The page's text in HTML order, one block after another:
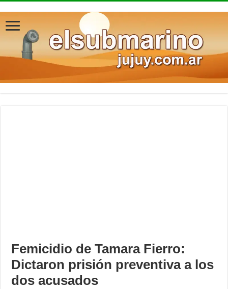
Femicidio de Tamara Fierro:
Dictaron prisión preventiva a los
dos acusados